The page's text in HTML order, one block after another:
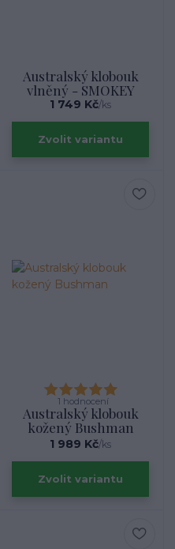
Australský klobouk
vlněný - SMOKEY
1 749 Kč/ks
Zvolit variantu
1 hodnocení
Australský klobouk
kožený Bushman
1 989 Kč/ks
Zvolit variantu